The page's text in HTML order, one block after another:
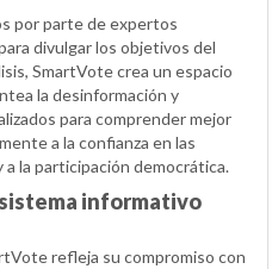
por parte de expertos
divulgar los objetivos del
SmartVote crea un espacio
la desinformación y
para comprender mejor
a la confianza en las
la participación democrática.
informativo
refleja su compromiso con